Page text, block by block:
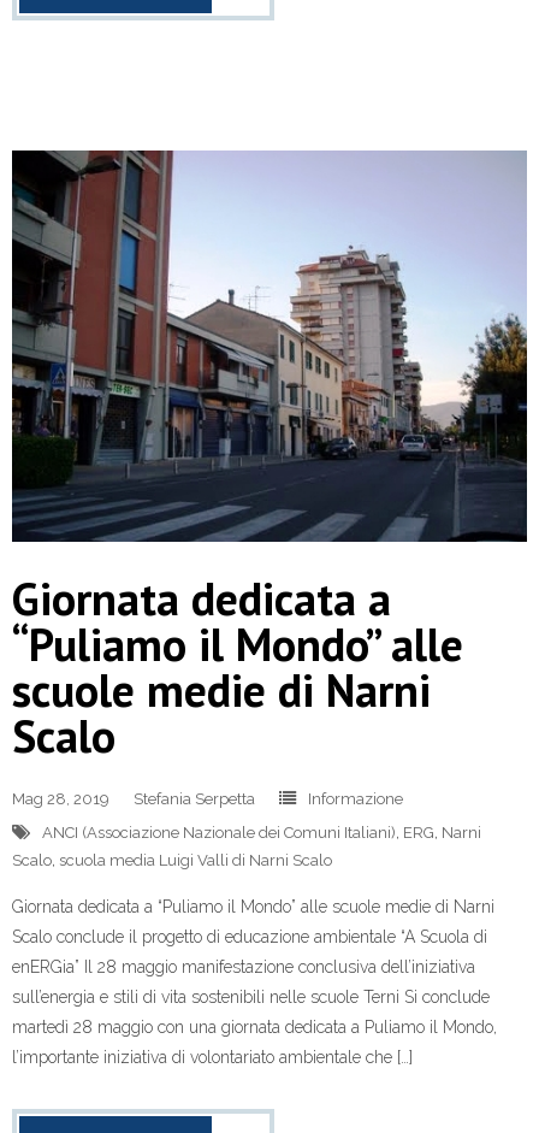
Giornata dedicata a
“Puliamo il Mondo” alle
scuole medie di Narni
Scalo
Mag 28, 2019 Stefania Serpetta
Informazione
ANCI (Associazione Nazionale dei Comuni Italiani) ERG Narni
Scalo scuola media Luigi Valli di Narni Scalo
Giornata dedicata a “Puliamo il Mondo” alle scuole medie di Narni
Scalo conclude il progetto di educazione ambientale “A Scuola di
enERGia” Il 28 maggio manifestazione conclusiva dell’iniziativa
sull’energia e stili di vita sostenibili nelle scuole Terni Si conclude
martedì 28 maggio con una giornata dedicata a Puliamo il Mondo,
l’importante iniziativa di volontariato ambientale che […]